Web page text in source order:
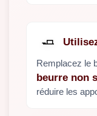
🧈
Remplacez le
beurre non
réduire les